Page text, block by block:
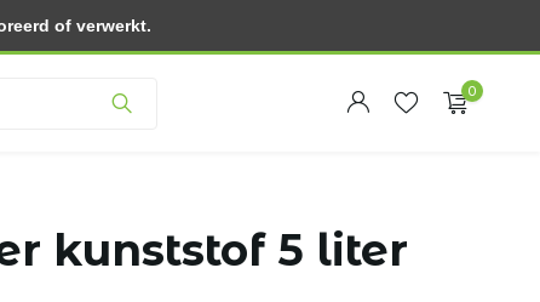
0
kunststof 5 liter
of verwerkt.